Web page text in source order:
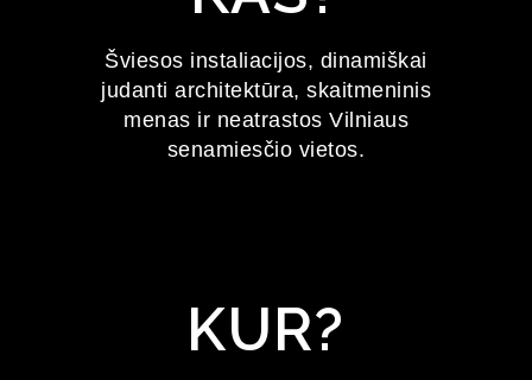
FESTIVALIS
2027 m. sausio 22–24 d.
Šviesos instaliacijos, dinamiškai
judanti architektūra, skaitmeninis
menas ir neatrastos Vilniaus
senamiesčio vietos.
KUR?